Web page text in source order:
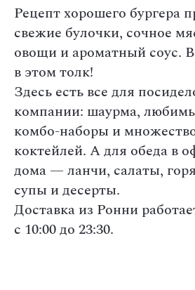
Рецепт хорошего бургера
свежие булочки, сочное
овощи и ароматный соус.
в этом толк!
Здесь есть все для
компании: шаурма,
комбо-наборы и
коктейлей. А для обеда в
дома — ланчи, салаты,
супы и десерты.
Доставка из Ронни
с 10:00 до 23:30.